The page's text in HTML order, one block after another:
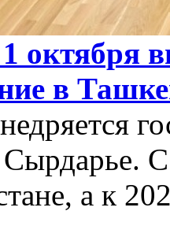
октября
в
С
а к